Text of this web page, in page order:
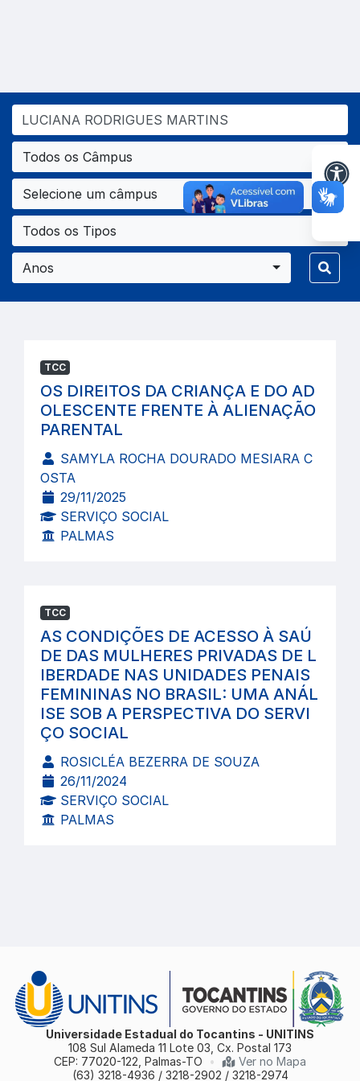
Todos os Câmpus
Selecione um câmpus
Todos os Tipos
Anos
TCC
OS DIREITOS DA CRIANÇA E DO AD
OLESCENTE FRENTE À ALIENAÇÃO
PARENTAL
SAMYLA ROCHA DOURADO MESIARA C
OSTA
29/11/2025
SERVIÇO SOCIAL
PALMAS
TCC
AS CONDIÇÕES DE ACESSO À SAÚ
DE DAS MULHERES PRIVADAS DE L
IBERDADE NAS UNIDADES PENAIS
FEMININAS NO BRASIL: UMA ANÁL
ISE SOB A PERSPECTIVA DO SERVI
ÇO SOCIAL
ROSICLÉA BEZERRA DE SOUZA
26/11/2024
SERVIÇO SOCIAL
PALMAS
Universidade Estadual do Tocantins - UNITINS
108 Sul Alameda 11 Lote 03, Cx. Postal 173
CEP: 77020-122, Palmas-TO
•
Ver no Mapa
(63) 3218-4936 / 3218-2902 / 3218-2974